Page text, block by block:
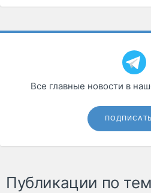
Все главные новости в
Публикации по